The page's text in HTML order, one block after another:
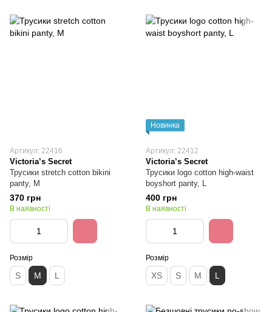
Артикул: 22416
Victoria’s Secret
Трусики stretch cotton bikini
panty, M
370 грн
В наявності
Розмір
S M L
Новинка
Артикул: 22412
Victoria’s Secret
Трусики logo cotton high-waist
boyshort panty, L
400 грн
В наявності
Розмір
XS S M L